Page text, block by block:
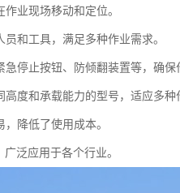
业现场移动和定位。
和工具，满足多种作业需求。
停止按钮、防倾翻装置等，确保
度和承载能力的型号，适应多种
降低了使用成本。
泛应用于各个行业。